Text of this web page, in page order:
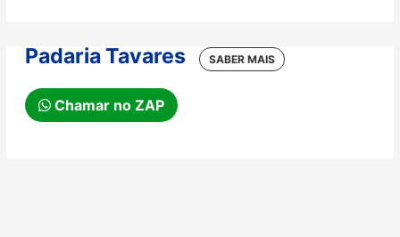
Padaria Tavares
Chamar no ZAP